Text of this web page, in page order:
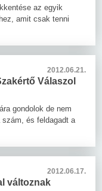
az egyik
amit csak tenni
2012.06.21.
Válaszol
gondolok de nem
és feldagadt a
2012.06.17.
változnak